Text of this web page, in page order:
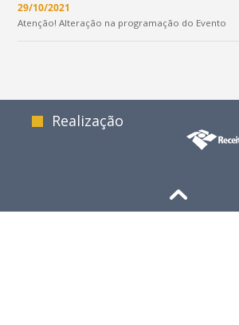
29/10/2021
Atenção! Alteração na programação do Evento
Realização